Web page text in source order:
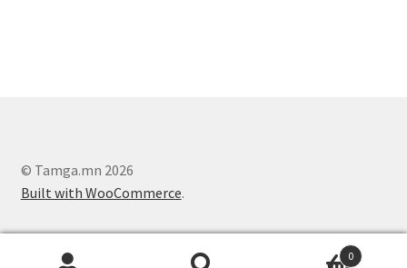
© Tamga.mn 2026
Built with WooCommerce.
0